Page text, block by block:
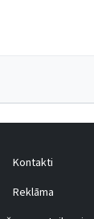
Kontakti
Reklāma